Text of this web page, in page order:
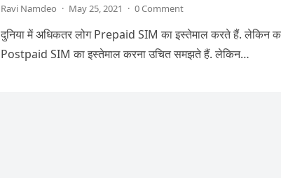
Ravi Namdeo · May 25, 2021 · 0 Comment
दुनिया में अधिकतर लोग Prepaid SIM का इस्तेमाल करते हैं. लेकिन
Postpaid SIM का इस्तेमाल करना उचित समझते हैं. लेकिन…